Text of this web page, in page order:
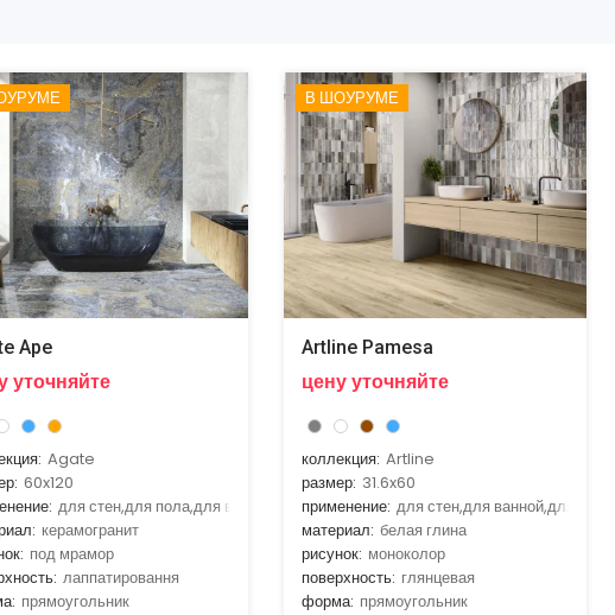
Ape
уточняйте
Agate
60x120
для стен,для пола,для ванной,для гостиной,для кухни
керамогранит
под мрамор
лаппатировання
прямоугольник
В ШОУРУМЕ
Artline Pamesa
цену уточняйте
коллекция: Artline
размер: 31.6x60
применение: для стен,для ванной,для кухни
материал: белая глина
рисунок: моноколор
поверхность: глянцевая
форма: прямоугольник